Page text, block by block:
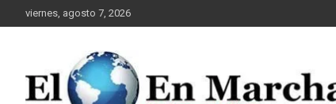
al
viernes, agosto 7, 2026